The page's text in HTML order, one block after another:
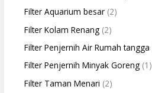
Filter Aquarium besar (2)
Filter Kolam Renang (2)
Filter Penjernih Air Rumah tangga
Filter Penjernih Minyak Goreng (1)
Filter Taman Menari (2)